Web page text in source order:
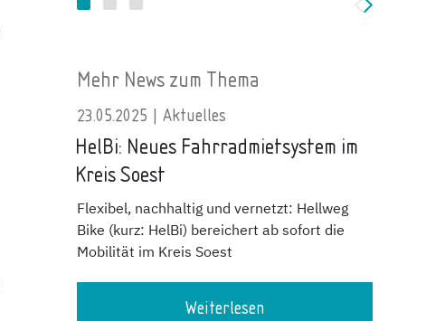
Mehr News zum Thema
23.05.2025 | Aktuelles
HelBi: Neues Fahrradmietsystem im
Kreis Soest
Flexibel, nachhaltig und vernetzt: Hellweg
Bike (kurz: HelBi) bereichert ab sofort die
Mobilität im Kreis Soest
Weiterlesen